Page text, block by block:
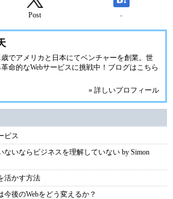
Post -
歳でアメリカと日本にてベンチャーを創業。世
命的なWebサービスに挑戦中！ ブログはこちら
» 詳しいプロフィール
ビス
ないならビジネスを理解していない by Simon
活かす方法
後のWebをどう変えるか？